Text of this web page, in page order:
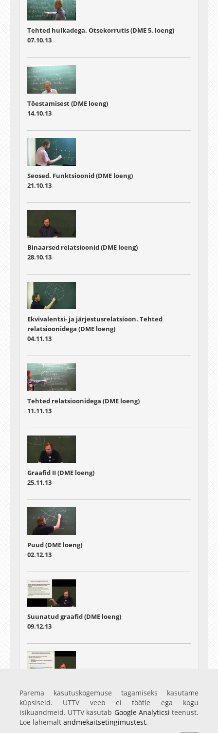
Tehted hulkadega. Otsekorrutis (DME 5. loeng)
07.10.13
Tõestamisest (DME loeng)
14.10.13
Seosed. Funktsioonid (DME loeng)
21.10.13
Binaarsed relatsioonid (DME loeng)
28.10.13
Ekvivalentsi- ja järjestusrelatsioon. Tehted
relatsioonidega (DME loeng)
04.11.13
Tehted relatsioonidega (DME loeng)
11.11.13
Graafid II (DME loeng)
25.11.13
Puud (DME loeng)
02.12.13
Suunatud graafid (DME loeng)
09.12.13
Matemaatiline induktsioon (DME loeng)
16.12.13
Parema kasutuskogemuse tagamiseks kasutame
küpsiseid. UTTV veeb ei töötle ega kogu
isikuandmeid. UTTV kasutab Google Analyticsi teenust.
Loe lähemalt andmekaitsetingimustest.